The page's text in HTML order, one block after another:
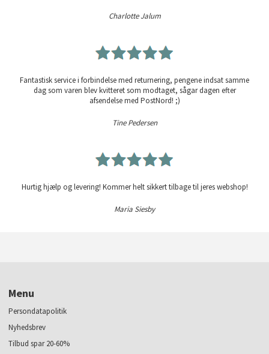
Charlotte Jalum
Fantastisk service i forbindelse med returnering, pengene indsat samme
dag som varen blev kvitteret som modtaget, sågar dagen efter
afsendelse med PostNord! ;)
Tine Pedersen
Hurtig hjælp og levering! Kommer helt sikkert tilbage til jeres webshop!
Maria Siesby
Menu
Persondatapolitik
Nyhedsbrev
Tilbud spar 20-60%